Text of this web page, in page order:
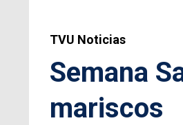
TVU Noticias
Semana
mariscos